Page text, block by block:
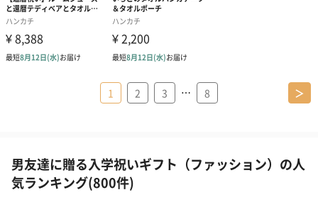
1 2 3 … 8 ＞
男友達に贈る入学祝いギフト（ファッション）の人
気ランキング(800件)